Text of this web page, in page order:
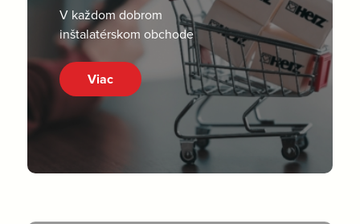
V každom dobrom
inštalatérskom obchode
Viac